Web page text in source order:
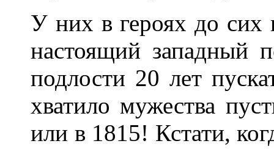
У них в героях до
настоящий западный
подлости 20 лет
хватило мужества
или в 1815! Кстати,